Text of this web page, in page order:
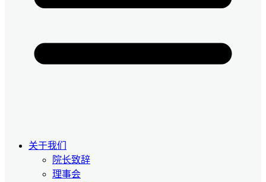
关于我们
院长致辞
理事会